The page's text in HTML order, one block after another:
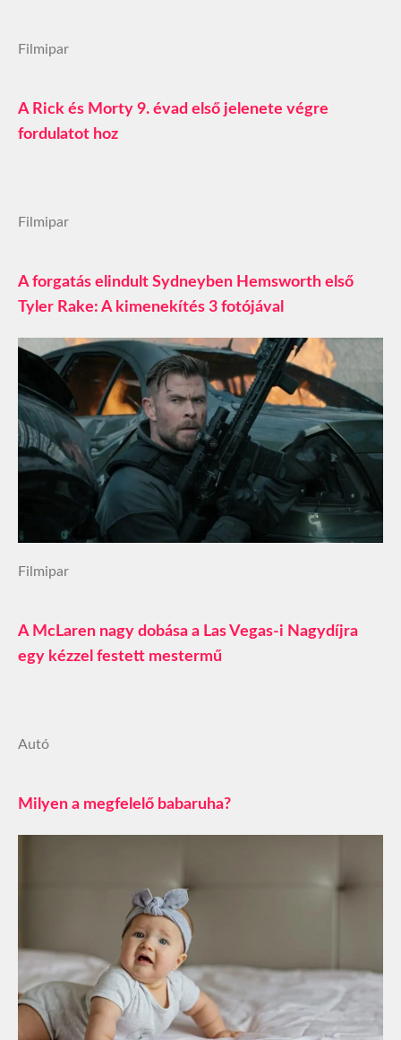
Filmipar
A Rick és Morty 9. évad első jelenete végre
fordulatot hoz
Filmipar
A forgatás elindult Sydneyben Hemsworth első
Tyler Rake: A kimenekítés 3 fotójával
Filmipar
A McLaren nagy dobása a Las Vegas-i Nagydíjra
egy kézzel festett mestermű
Autó
Milyen a megfelelő babaruha?